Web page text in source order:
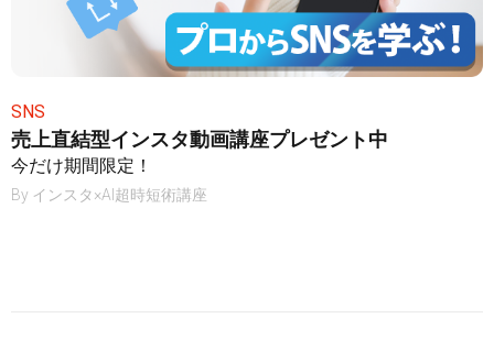
SNS
売上直結型インスタ動画講座プレゼント中
今だけ期間限定！
By インスタ×AI超時短術講座